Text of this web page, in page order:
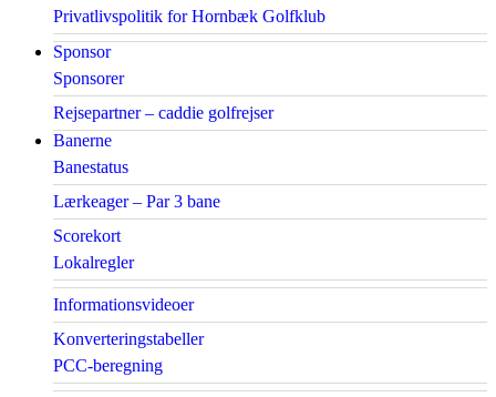
Privatlivspolitik for Hornbæk Golfklub
Sponsor
Sponsorer
Rejsepartner – caddie golfrejser
Banerne
Banestatus
Lærkeager – Par 3 bane
Scorekort
Lokalregler
Informationsvideoer
Konverteringstabeller
PCC-beregning